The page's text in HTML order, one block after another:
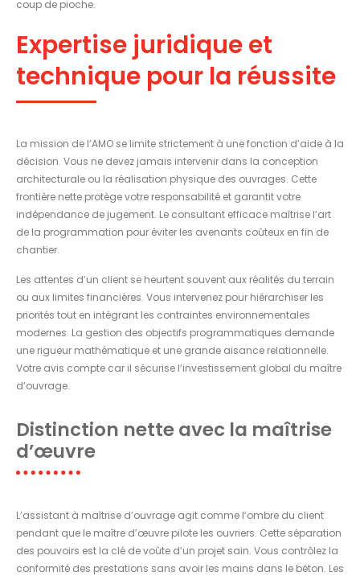
coup de pioche.
Expertise juridique et
technique pour la réussite
La mission de l’AMO se limite strictement à une fonction d’aide à la
décision. Vous ne devez jamais intervenir dans la conception
architecturale ou la réalisation physique des ouvrages. Cette
frontière nette protège votre responsabilité et garantit votre
indépendance de jugement. Le consultant efficace maîtrise l’art
de la programmation pour éviter les avenants coûteux en fin de
chantier.
Les attentes d’un client se heurtent souvent aux réalités du terrain
ou aux limites financières. Vous intervenez pour hiérarchiser les
priorités tout en intégrant les contraintes environnementales
modernes. La gestion des objectifs programmatiques demande
une rigueur mathématique et une grande aisance relationnelle.
Votre avis compte car il sécurise l’investissement global du maître
d’ouvrage.
Distinction nette avec la maîtrise
d’œuvre
L’assistant à maîtrise d’ouvrage agit comme l’ombre du client
pendant que le maître d’œuvre pilote les ouvriers. Cette séparation
des pouvoirs est la clé de voûte d’un projet sain. Vous contrôlez la
conformité des prestations sans avoir les mains dans le béton. Les